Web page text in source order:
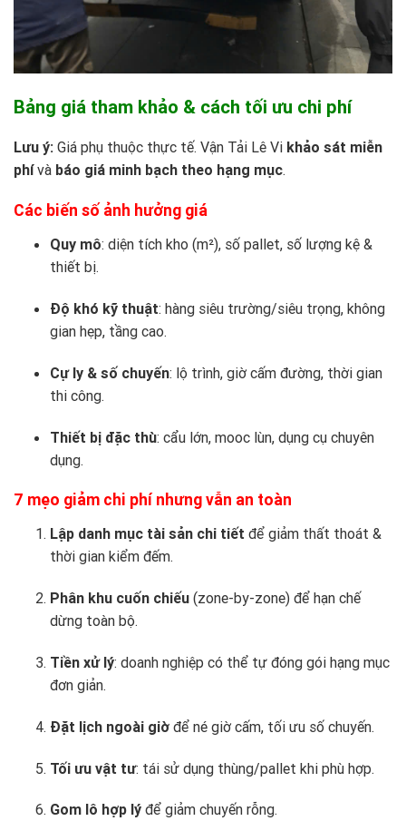
Bảng giá tham khảo & cách tối ưu chi phí
Lưu ý: Giá phụ thuộc thực tế. Vận Tải Lê Vi khảo sát miễn
phívà báo giá minh bạch theo hạng mục.
Các biến số ảnh hưởng giá
Quy mô: diện tích kho (m²), số pallet, số lượng kệ &
thiết bị.
Độ khó kỹ thuật: hàng siêu trường/siêu trọng, không
gian hẹp, tầng cao.
Cự ly & số chuyến: lộ trình, giờ cấm đường, thời gian
thi công.
Thiết bị đặc thù: cẩu lớn, mooc lùn, dụng cụ chuyên
dụng.
7 mẹo giảm chi phí nhưng vẫn an toàn
Lập danh mục tài sản chi tiết để giảm thất thoát &
thời gian kiểm đếm.
Phân khu cuốn chiếu (zone-by-zone) để hạn chế
dừng toàn bộ.
Tiền xử lý: doanh nghiệp có thể tự đóng gói hạng mục
đơn giản.
Đặt lịch ngoài giờ để né giờ cấm, tối ưu số chuyến.
Tối ưu vật tư: tái sử dụng thùng/pallet khi phù hợp.
Gom lô hợp lý để giảm chuyến rỗng.